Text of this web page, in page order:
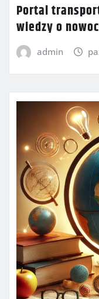
Portal
wiedzy o
admin